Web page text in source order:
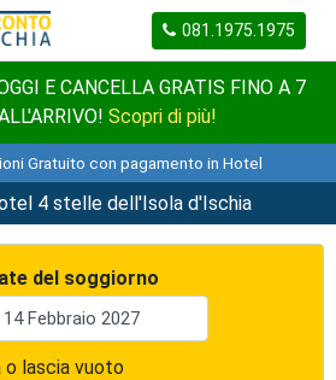
081.1975.1975
E CANCELLA GRATIS FINO A 7
Scopri di più!
Gratuito con pagamento in Hotel
4 stelle dell'Isola d'Ischia
del soggiorno
o lascia vuoto